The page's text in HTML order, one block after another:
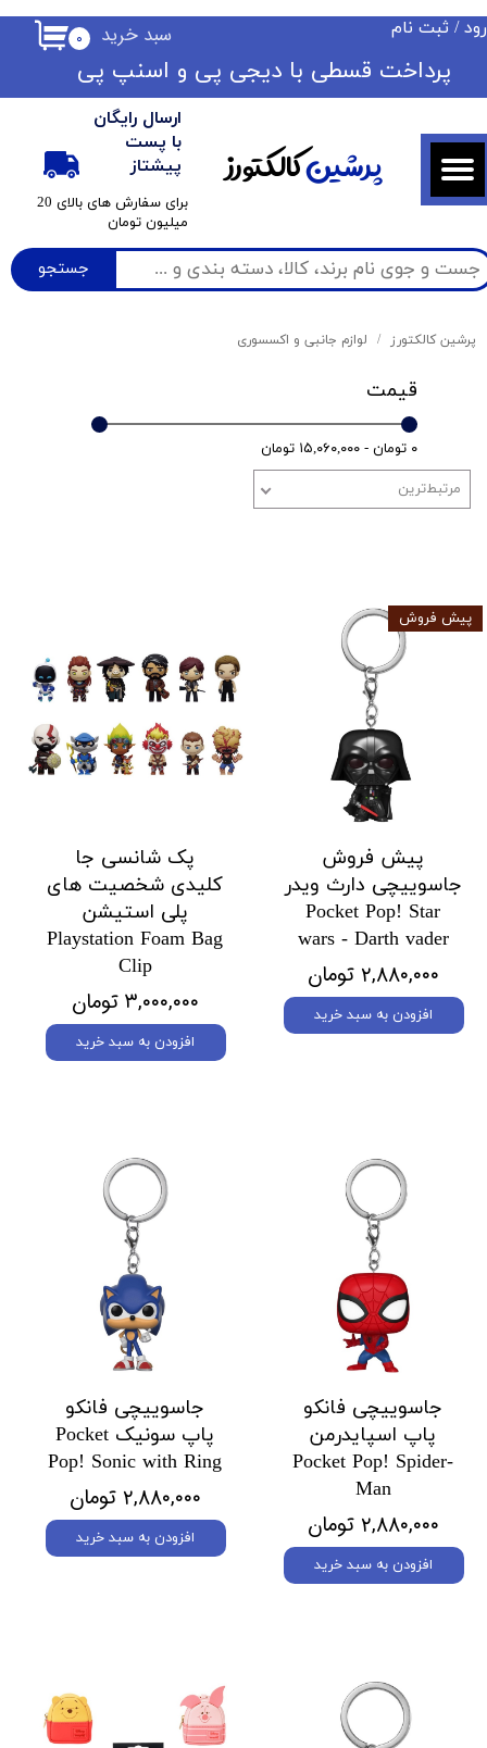
جستجو
ارسال رایگان
با پست
پیشتاز
​برای سفارش های بالای 20
میلیون تومان
۰ سبد خرید / ثبت نام
حساب کاربری من
تغییر گذر واژه
سفارشات
خروج از حساب کاربری
​​پرداخت قسطی با دیجی پی ​​​​​​​و اسنپ پی
پرشینکالکتورز
پرشین کالکتورز لوازم جانبی و اکسسوری
قیمت
۰ تومان - ۱۵,۰۶۰,۰۰۰ تومان
مرتبط‌ترین
پیش فروش
جاسوییچی دارث ویدر
Pocket Pop! Star
wars - Darth vader
۲,۸۸۰,۰۰۰ تومان
افزودن به سبد خرید
پیش فروش
پک شانسی جا
کلیدی شخصیت های
پلی استیشن
Playstation Foam Bag
Clip
۳,۰۰۰,۰۰۰ تومان
افزودن به سبد خرید
جاسوییچی فانکو
پاپ اسپایدرمن
Pocket Pop! Spider-
Man
۲,۸۸۰,۰۰۰ تومان
افزودن به سبد خرید
جاسوییچی فانکو
پاپ سونیک Pocket
Pop! Sonic with Ring
۲,۸۸۰,۰۰۰ تومان
افزودن به سبد خرید